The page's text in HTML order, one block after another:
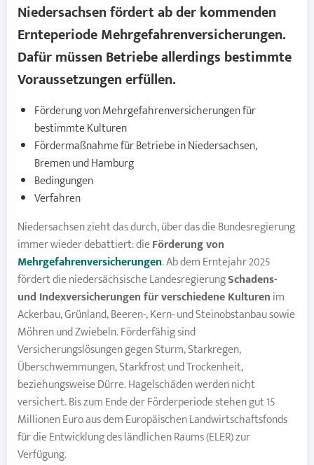
Niedersachsen fördert ab der kommenden
ErnteperiodeMehrgefahrenversicherungen.
Dafür müssen Betriebe allerdings bestimmte
Voraussetzungen erfüllen.
Förderung von Mehrgefahrenversicherungen für
bestimmte Kulturen
Fördermaßnahme für Betriebe in Niedersachsen,
Bremen und Hamburg
Bedingungen
Verfahren
Niedersachsen zieht das durch, über das die Bundesregierung
immer wieder debattiert: dieFörderung von
Mehrgefahrenversicherungen. Ab dem Erntejahr 2025
fördert die niedersächsische LandesregierungSchadens-
und Indexversicherungen für verschiedene Kulturenim
Ackerbau, Grünland, Beeren-, Kern- und Steinobstanbau sowie
Möhren und Zwiebeln. Förderfähig sind
Versicherungslösungen gegen Sturm, Starkregen,
Überschwemmungen, Starkfrost und Trockenheit,
beziehungsweise Dürre. Hagelschäden werden nicht
versichert. Bis zum Ende der Förderperiode stehen gut 15
Millionen Euro aus dem Europäischen Landwirtschaftsfonds
für die Entwicklung des ländlichen Raums (ELER) zur
Verfügung.